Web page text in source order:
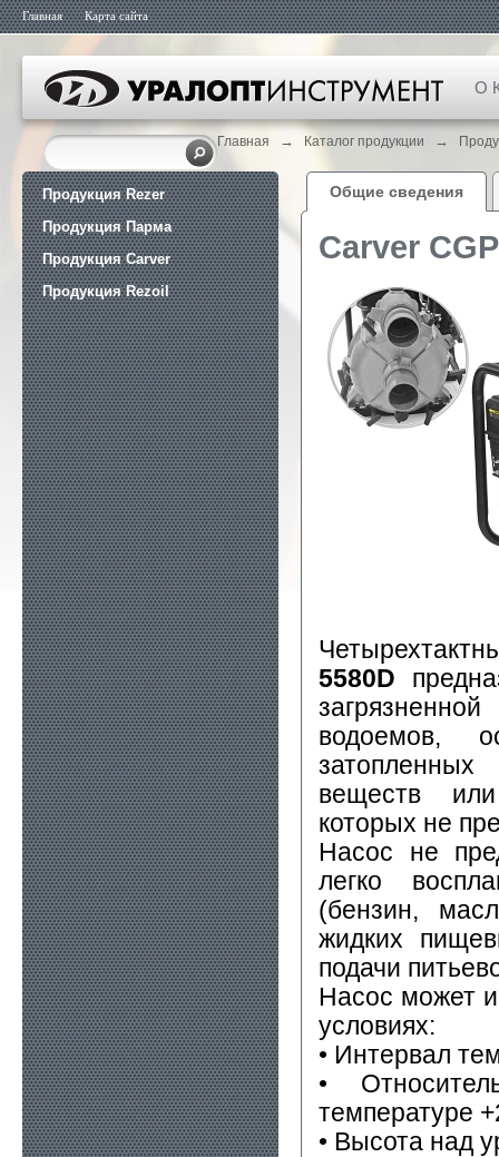
Главная Карта сайта
О
Главная → Каталог продукции →
Продукция Rezer
Продукция Парма
Продукция Carver
Продукция Rezoil
Общие сведения
Carver
5580D
водоемов,
веществ
которых не
Насос не
легко
(бензин,
жидких
подачи
Насос может
условиях:
• Интервал
•
температуре
• Высота над